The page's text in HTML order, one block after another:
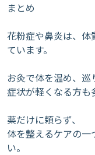
まとめ
花粉症や鼻炎は、体
ています。
お灸で体を温め、巡
症状が軽くなる方も
薬だけに頼らず、
体を整えるケアの
い。